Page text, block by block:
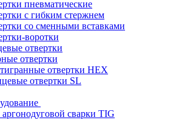
пневматические
с гибким стержнем
со сменными вставками
воротки
отвертки
отвертки
отвертки HEX
отвертки SL
сварки TIG